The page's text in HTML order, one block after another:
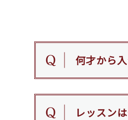
何才から
レッスン